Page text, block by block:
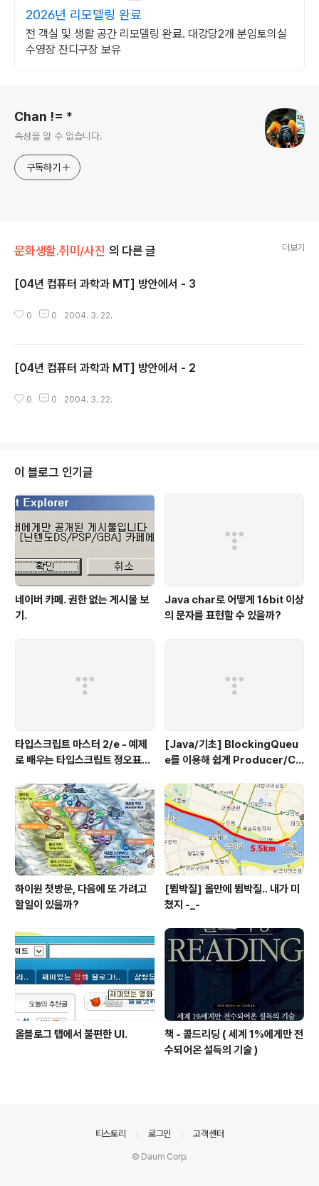
2026년 리모델링 완료
전 객실 및 생활 공간 리모델링 완료. 대강당2개 분임토의실
수영장 잔디구장 보유
Chan != *
속성을 알 수 없습니다.
구독하기
문화생활.취미/사진 의 다른 글 더보기
[04년 컴퓨터 과학과 MT] 방안에서 - 3
0 0 2004. 3. 22.
[04년 컴퓨터 과학과 MT] 방안에서 - 2
0 0 2004. 3. 22.
이 블로그 인기글
네이버 카페. 권한 없는 게시물 보
기.
Java char로 어떻게 16bit 이상
의 문자를 표현할 수 있을까?
타입스크립트 마스터 2/e - 예제
로 배우는 타입스크립트 정오표
[Java/기초] BlockingQueu
e를 이용해 쉽게 Producer/Co
하이원 첫방문, 다음에 또 가려고
할일이 있을까?
[뜀박질] 올만에 뜀박질.. 내가 미
쳤지 -_-
올블로그 탭에서 불편한 UI.
책 - 콜드리딩 ( 세계 1%에게만 전
수되어온 설득의 기술 )
티스토리 로그인 고객센터
© Daum Corp.